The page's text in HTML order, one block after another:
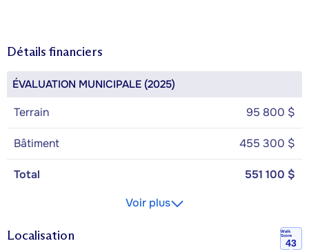
Détails financiers
ÉVALUATION MUNICIPALE (2025)
Terrain 95 800 $
Bâtiment 455 300 $
Total
551 100 $
Voir plus
Localisation
Walk
Score
43